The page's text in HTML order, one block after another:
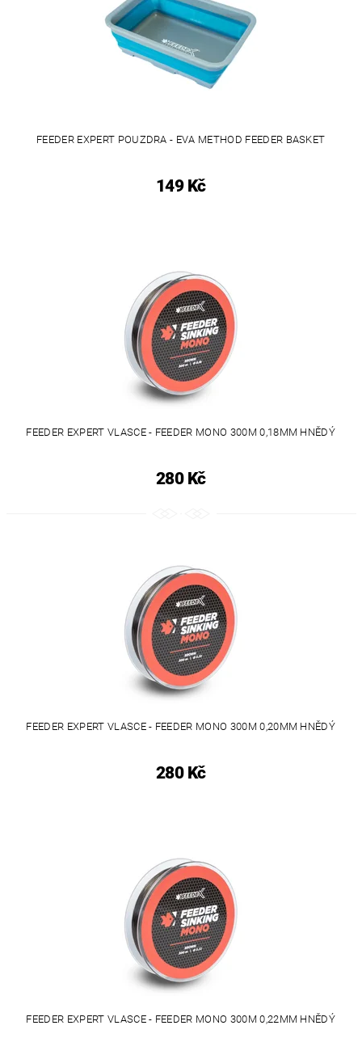
FEEDER EXPERT POUZDRA - EVA METHOD FEEDER BASKET
149 Kč
FEEDER EXPERT VLASCE - FEEDER MONO 300M 0,18MM HNĚDÝ
280 Kč
FEEDER EXPERT VLASCE - FEEDER MONO 300M 0,20MM HNĚDÝ
280 Kč
FEEDER EXPERT VLASCE - FEEDER MONO 300M 0,22MM HNĚDÝ